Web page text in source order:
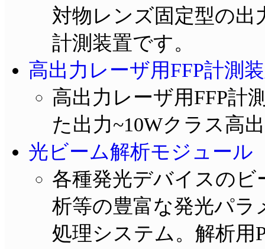
対物レンズ固定型の出
計測装置です。
高出力レーザ用FFP計測
高出力レーザ用FFP計
た出力~10Wクラス高
光ビーム解析モジュー
各種発光デバイスのビ
析等の豊富な発光パラ
処理システム。解析用